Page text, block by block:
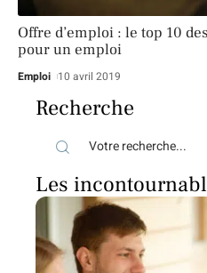
Offre d’emploi : le top 10
pour un emploi
Emploi 10 avril 2019
Recherche
Les